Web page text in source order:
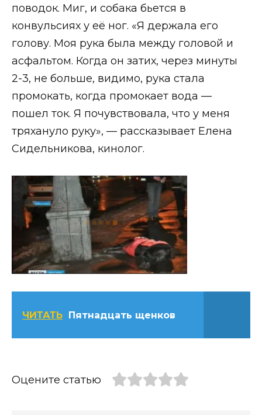
поводок. Миг, и собака бьется в
конвульсиях у её ног. «Я держала его
голову. Моя рука была между головой и
асфальтом. Когда он затих, через минуты
2-3, не больше, видимо, рука стала
промокать, когда промокает вода —
пошел ток. Я почувствовала, что у меня
тряхануло руку», — рассказывает Елена
Сидельникова, кинолог.
ЧИТАТЬ Пятнадцать щенков
Оцените статью